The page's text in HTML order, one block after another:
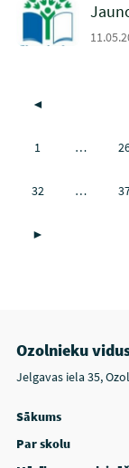
◄
1 …
32 …
►
Ozolnieku
Jelgavas iela 35,
Sākums
Par skolu